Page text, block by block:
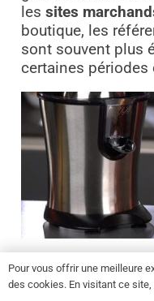
les sites
boutique, les
sont souvent plus
certaines périodes
Les avis
Pour vous offrir une meilleure
des cookies. En visitant ce